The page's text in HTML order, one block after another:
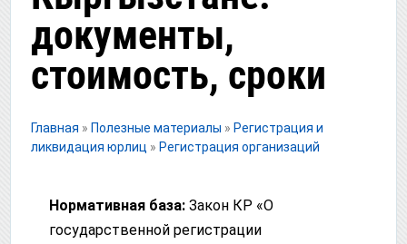
документы,
стоимость, сроки
Главная » Полезные материалы » Регистрация и
ликвидация юрлиц » Регистрация организаций
Нормативная база: Закон КР «О
государственной регистрации